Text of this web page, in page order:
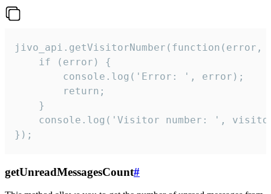
jivo_api.getVisitorNumber(function(error,
    if (error) {
        console.log('Error: ', error);
        return;
    }
console.log('Visitor number: ',
});
getUnreadMessagesCount#